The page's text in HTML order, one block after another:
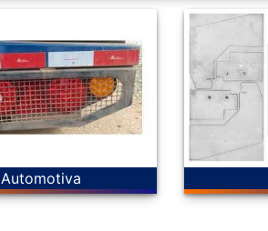
Automotiva